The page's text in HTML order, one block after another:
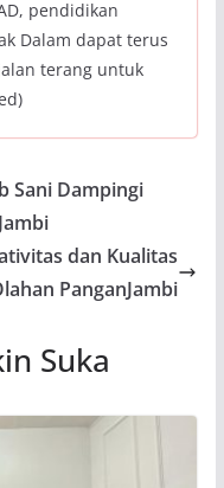
pendidikan
Dalam dapat terus
terang untuk
Sani Dampingi
dan Kualitas
PanganJambi
Suka